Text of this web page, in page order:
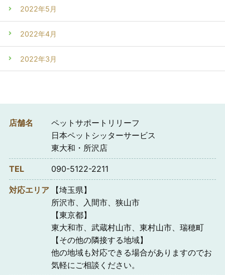
2022年5月
2022年4月
2022年3月
店舗名
ペットサポートリリーフ
日本ペットシッターサービス
東大和・所沢店
TEL 090-5122-2211
対応エリア
【埼玉県】
所沢市、入間市、狭山市
【東京都】
東大和市、武蔵村山市、東村山市、瑞穂町
【その他の隣接する地域】
他の地域も対応できる場合がありますのでお
気軽にご相談ください。